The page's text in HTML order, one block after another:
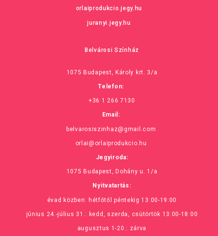
orlaiprodukcio.jegy.hu
juranyi.jegy.hu
Belvárosi Színház
1075 Budapest, Károly krt. 3/a
Telefon:
+36 1 266 7130
Email:
belvarosiszinhaz@gmail.com
orlai@orlaiprodukcio.hu
Jegyiroda:
1075 Budapest, Dohány u. 1/a
Nyitvatartás:
évad közben: hétfőtől péntekig 13:00-19:00
június 24.-július 31.: kedd, szerda, csütörtök 13:00-18:00
augusztus 1-20.: zárva